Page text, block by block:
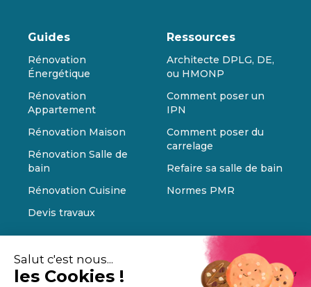
Salut c'est nous...
les Cookies !
Guides
Rénovation
Énergétique
Rénovation
Appartement
Rénovation Maison
Rénovation Salle de
bain
Rénovation Cuisine
Devis travaux
Ressources
Architecte DPLG, DE,
ou HMONP
Comment poser un
IPN
Comment poser du
carrelage
Refaire sa salle de bain
Normes PMR